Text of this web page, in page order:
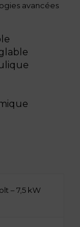
avancées
– 7,5 kW